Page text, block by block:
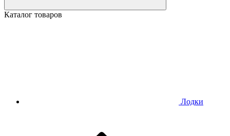
Каталог товаров
Лодки